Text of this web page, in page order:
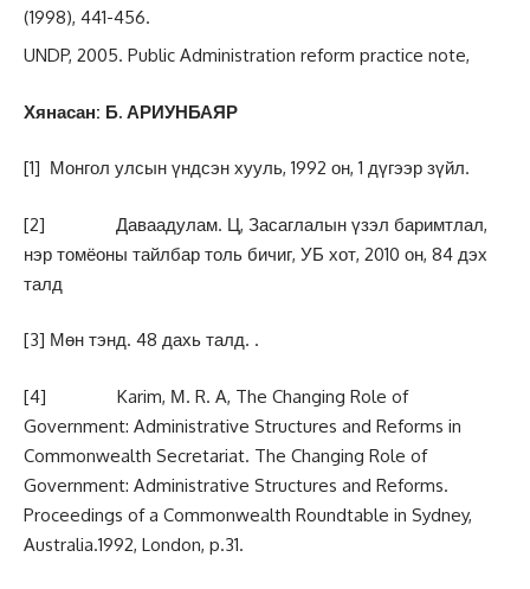
(1998), 441-456.
UNDP, 2005. Public Administration reform practice note,
Хянасан: Б. АРИУНБАЯР
[1] Монгол улсын үндсэн хууль, 1992 он, 1 дүгээр зүйл.
[2] Даваадулам. Ц, Засаглалын үзэл баримтлал,
нэр томёоны тайлбар толь бичиг, УБ хот, 2010 он, 84 дэх
талд
[3] Мөн тэнд. 48 дахь талд. .
[4] Karim, М. R. A, The Changing Role of
Government: Administrative Structures and Reforms in
Commonwealth Secretariat. The Changing Role of
Government: Administrative Structures and Reforms.
Proceedings of a Commonwealth Roundtable in Sydney,
Australia.1992, London, p.31.